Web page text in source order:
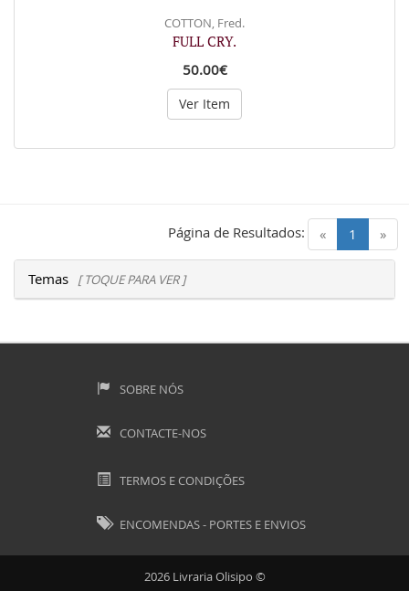
COTTON, Fred.
FULL CRY.
50.00€
Ver Item
« 1 (current)
»
Página de Resultados:
Temas [ TOQUE PARA VER ]
SOBRE NÓS
CONTACTE-NOS
TERMOS E CONDIÇÕES
ENCOMENDAS - PORTES E ENVIOS
2026 Livraria Olisipo ©